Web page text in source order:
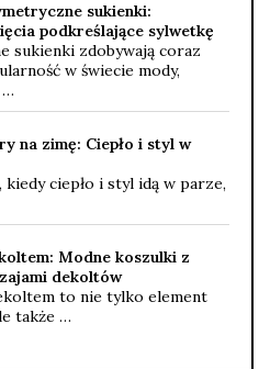
sukienki:
podkreślające sylwetkę
sukienki zdobywają coraz
w świecie mody,
…
na zimę: Ciepło i styl w
kiedy ciepło i styl idą w parze,
Modne koszulki z
dekoltów
to nie tylko element
także …